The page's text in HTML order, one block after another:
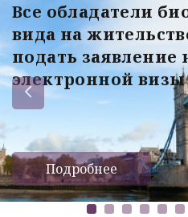
Все обладатели
вида на
подать заявление
электронной визы
Подробнее